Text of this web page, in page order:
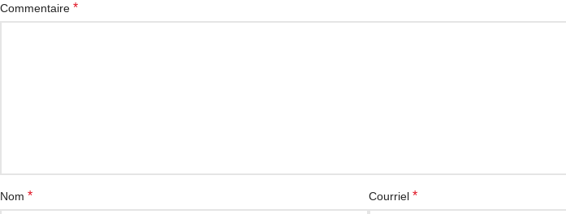
Commentaire *
Nom * Courriel*